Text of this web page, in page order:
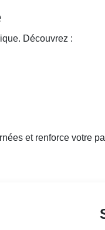
Découvrez :
et renforce votre